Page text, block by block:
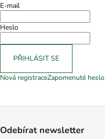
E-mail
Heslo
PŘIHLÁSIT SE
Nová registraceZapomenuté heslo
Odebírat newsletter